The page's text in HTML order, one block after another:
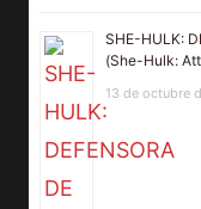
SHE-HULK:
(She-Hulk:
13 de octubre